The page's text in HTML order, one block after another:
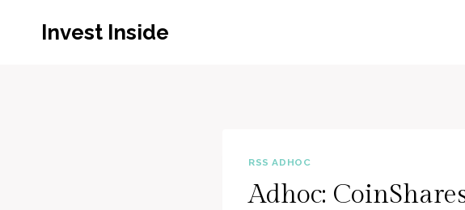
Invest Inside
RSS ADHOC
Adhoc: